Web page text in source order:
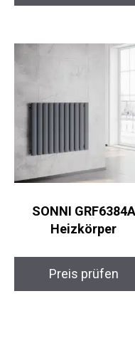
SONNI GRF6384A
Heizkörper
Preis prüfen